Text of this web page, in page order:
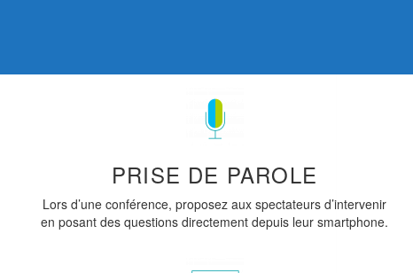
PRISE DE PAROLE
Lors d’une conférence, proposez aux spectateurs d’intervenir
en posant des questions directement depuis leur smartphone.